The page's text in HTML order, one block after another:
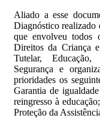
Aliado a esse
Diagnóstico realizado
que envolveu todos
Direitos da Criança
Tutelar,
Segurança e
prioridades os
Garantia de
reingresso à
Proteção da